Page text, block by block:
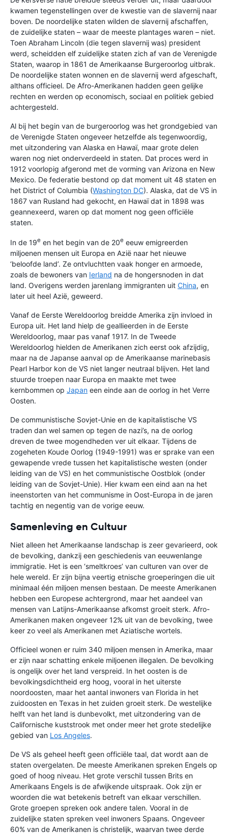
kwamen tegenstellingen over de kwestie van de slavernij naar
boven. De noordelijke staten wilden de slavernij afschaffen,
de zuidelijke staten – waar de meeste plantages waren – niet.
Toen Abraham Lincoln (die tegen slavernij was) president
werd, scheidden elf zuidelijke staten zich af van de Verenigde
Staten, waarop in 1861 de Amerikaanse Burgeroorlog uitbrak.
De noordelijke staten wonnen en de slavernij werd afgeschaft,
althans officieel. De Afro-Amerikanen hadden geen gelijke
rechten en werden op economisch, sociaal en politiek gebied
achtergesteld.
Al bij het begin van de burgeroorlog was het grondgebied van
de Verenigde Staten ongeveer hetzelfde als tegenwoordig,
met uitzondering van Alaska en Hawaï, maar grote delen
waren nog niet onderverdeeld in staten. Dat proces werd in
1912 voorlopig afgerond met de vorming van Arizona en New
Mexico. De federatie bestond op dat moment uit 48 staten en
het District of Columbia (Washington DC). Alaska, dat de VS in
1867 van Rusland had gekocht, en Hawaï dat in 1898 was
geannexeerd, waren op dat moment nog geen officiële
staten.
In de 19e en het begin van de 20e eeuw emigreerden
miljoenen mensen uit Europa en Azië naar het nieuwe
‘beloofde land’. Ze ontvluchtten vaak honger en armoede,
zoals de bewoners van Ierland na de hongersnoden in dat
land. Overigens werden jarenlang immigranten uit China, en
later uit heel Azië, geweerd.
Vanaf de Eerste Wereldoorlog breidde Amerika zijn invloed in
Europa uit. Het land hielp de geallieerden in de Eerste
Wereldoorlog, maar pas vanaf 1917. In de Tweede
Wereldoorlog hielden de Amerikanen zich eerst ook afzijdig,
maar na de Japanse aanval op de Amerikaanse marinebasis
Pearl Harbor kon de VS niet langer neutraal blijven. Het land
stuurde troepen naar Europa en maakte met twee
kernbommen op Japan een einde aan de oorlog in het Verre
Oosten.
De communistische Sovjet-Unie en de kapitalistische VS
traden dan wel samen op tegen de nazi’s, na de oorlog
dreven de twee mogendheden ver uit elkaar. Tijdens de
zogeheten Koude Oorlog (1949-1991) was er sprake van een
gewapende vrede tussen het kapitalistische westen (onder
leiding van de VS) en het communistische Oostblok (onder
leiding van de Sovjet-Unie). Hier kwam een eind aan na het
ineenstorten van het communisme in Oost-Europa in de jaren
tachtig en negentig van de vorige eeuw.
Samenleving en Cultuur
Niet alleen het Amerikaanse landschap is zeer gevarieerd, ook
de bevolking, dankzij een geschiedenis van eeuwenlange
immigratie. Het is een ‘smeltkroes’ van culturen van over de
hele wereld. Er zijn bijna veertig etnische groeperingen die uit
minimaal één miljoen mensen bestaan. De meeste Amerikanen
hebben een Europese achtergrond, maar het aandeel van
mensen van Latijns-Amerikaanse afkomst groeit sterk. Afro-
Amerikanen maken ongeveer 12% uit van de bevolking, twee
keer zo veel als Amerikanen met Aziatische wortels.
Officieel wonen er ruim 340 miljoen mensen in Amerika, maar
er zijn naar schatting enkele miljoenen illegalen. De bevolking
is ongelijk over het land verspreid. In het oosten is de
bevolkingsdichtheid erg hoog, vooral in het uiterste
noordoosten, maar het aantal inwoners van Florida in het
zuidoosten en Texas in het zuiden groeit sterk. De westelijke
helft van het land is dunbevolkt, met uitzondering van de
Californische kuststrook met onder meer het grote stedelijke
gebied van Los Angeles.
De VS als geheel heeft geen officiële taal, dat wordt aan de
staten overgelaten. De meeste Amerikanen spreken Engels op
goed of hoog niveau. Het grote verschil tussen Brits en
Amerikaans Engels is de afwijkende uitspraak. Ook zijn er
woorden die wat betekenis betreft van elkaar verschillen.
Grote groepen spreken ook andere talen. Vooral in de
zuidelijke staten spreken veel inwoners Spaans. Ongeveer
60% van de Amerikanen is christelijk, waarvan twee derde